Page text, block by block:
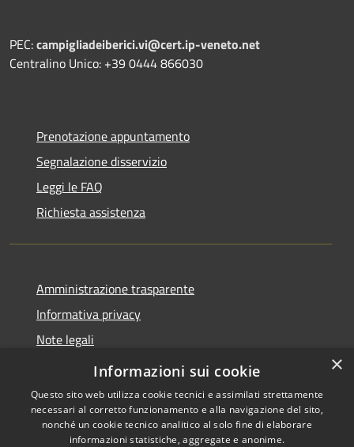
PEC:campigliadeiberici.vi@cert.ip-veneto.net
Centralino Unico: +39 0444 866030
Prenotazione appuntamento
Segnalazione disservizio
Leggi le FAQ
Richiesta assistenza
Amministrazione trasparente
Informativa privacy
Note legali
Dichiarazione di accessibilità
×
Informazioni sui cookie
Questo sito web utilizza cookie tecnici e assimilati strettamente
necessari al corretto funzionamento e alla navigazione del sito,
nonché un cookie tecnico analitico al solo fine di elaborare
informazioni statistiche, aggregate e anonime.